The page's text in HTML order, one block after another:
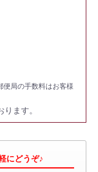
局の手数料はお客様
ます。
にどうぞ♪